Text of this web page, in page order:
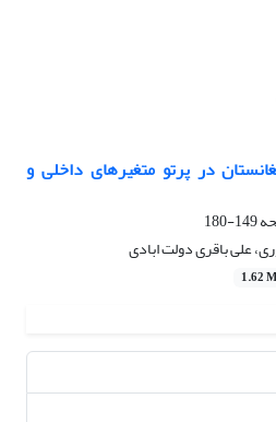
در پرتو متغیرهای داخلی و
149-180
علی باقری دولت ابادی
1.62 M